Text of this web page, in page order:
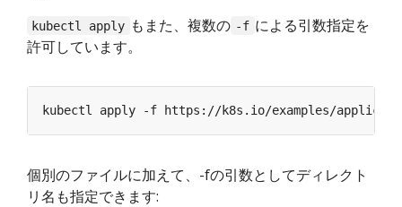
kubectl apply もまた、複数の -f による引数指定を
許可しています。
個別のファイルに加えて、-fの引数としてディレクト
リ名も指定できます: